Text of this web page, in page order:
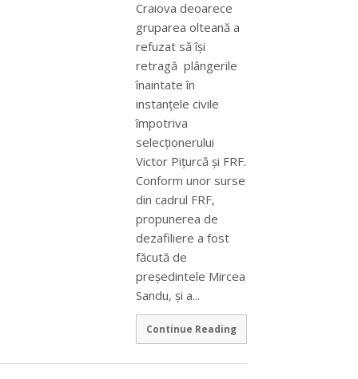
Craiova deoarece
gruparea olteană a
refuzat să îşi
retragă plângerile
înaintate în
instanţele civile
împotriva
selecţionerului
Victor Piţurcă şi FRF.
Conform unor surse
din cadrul FRF,
propunerea de
dezafiliere a fost
făcută de
preşedintele Mircea
Sandu, şi a...
Continue Reading